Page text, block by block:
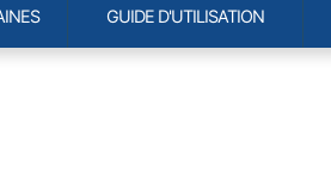
GUIDE D'UTILISATION